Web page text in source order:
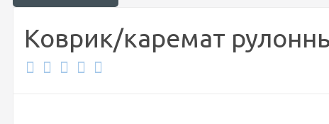
Коврик/каремат